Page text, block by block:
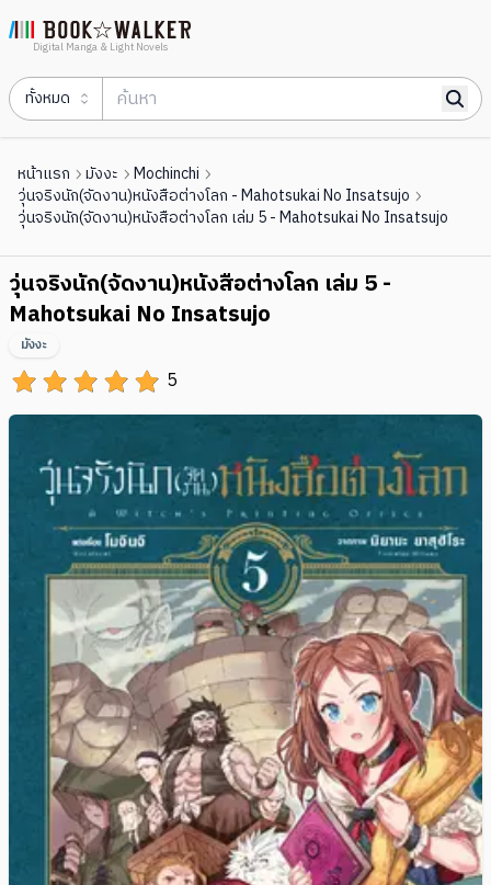
Digital Manga & Light Novels
ทั้งหมด
หน้าแรก มังงะ
Mochinchi
วุ่นจริงนัก(จัดงาน)หนังสือต่างโลก - Mahotsukai No Insatsujo
วุ่นจริงนัก(จัดงาน)หนังสือต่างโลก เล่ม 5 - Mahotsukai No Insatsujo
วุ่นจริงนัก(จัดงาน)หนังสือต่างโลก เล่ม 5 -
Mahotsukai No Insatsujo
5
มังงะ